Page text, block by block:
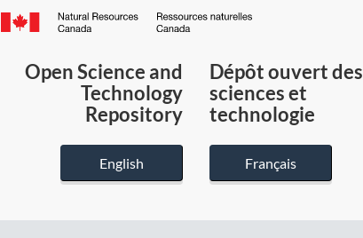
Canada.ca
du
Canada
Open Science and
Technology
Repository
English
Dépôt ouvert des
sciences et
technologie
Français